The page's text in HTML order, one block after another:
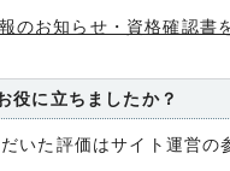
のお知らせ・資格確認書
役に立ちましたか？
いた評価はサイト運営の